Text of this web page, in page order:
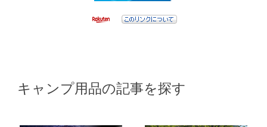
キャンプ用品の記事を探す